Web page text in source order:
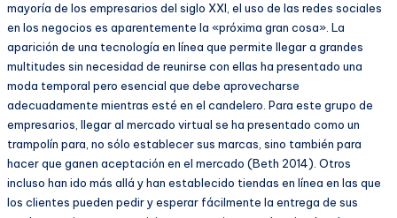
mayoría de los empresarios del siglo XXI, el uso de las redes sociales
en los negocios es aparentemente la «próxima gran cosa». La
aparición de una tecnología en línea que permite llegar a grandes
multitudes sin necesidad de reunirse con ellas ha presentado una
moda temporal pero esencial que debe aprovecharse
adecuadamente mientras esté en el candelero. Para este grupo de
empresarios, llegar al mercado virtual se ha presentado como un
trampolín para, no sólo establecer sus marcas, sino también para
hacer que ganen aceptación en el mercado (Beth 2014). Otros
incluso han ido más allá y han establecido tiendas en línea en las que
los clientes pueden pedir y esperar fácilmente la entrega de sus